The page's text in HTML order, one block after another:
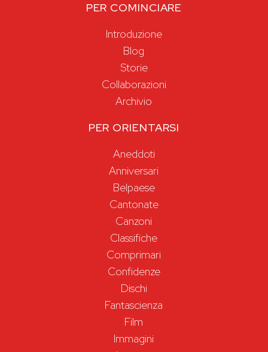
PER COMINCIARE
Introduzione
Blog
Storie
Collaborazioni
Archivio
PER ORIENTARSI
Aneddoti
Anniversari
Belpaese
Cantonate
Canzoni
Classifiche
Comprimari
Confidenze
Dischi
Fantascienza
Film
Immagini